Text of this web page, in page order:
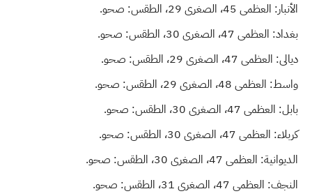
الأنبار: العظمى 45، الصغرى 29، الطقس: صحو.
بغداد: العظمى 47، الصغرى 30، الطقس: صحو.
ديالى: العظمى 47، الصغرى 29، الطقس: صحو.
واسط: العظمى 48، الصغرى 29، الطقس: صحو.
بابل: العظمى 47، الصغرى 30، الطقس: صحو.
كربلاء: العظمى 47، الصغرى 30، الطقس: صحو.
الديوانية: العظمى 47، الصغرى 30، الطقس: صحو.
النجف: العظمى 47، الصغرى 31، الطقس: صحو.